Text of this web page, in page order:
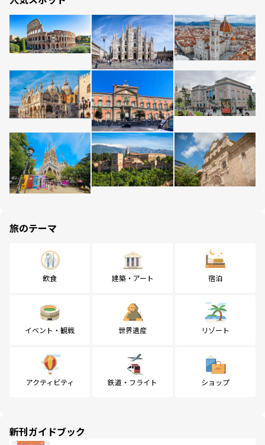
旅のテーマ
飲食 建築・アート 宿泊
イベント・観戦 世界遺産 リゾート
アクティビティ 鉄道・フライト ショップ
新刊ガイドブック